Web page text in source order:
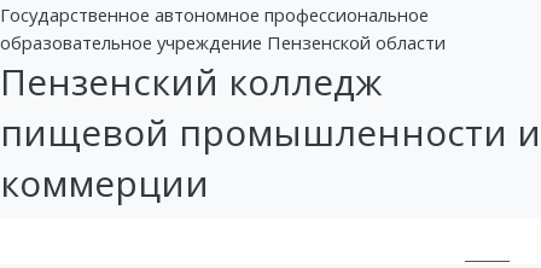
Государственное автономное профессиональное
образовательное учреждение Пензенской области
Пензенский колледж
пищевой промышленности и
коммерции